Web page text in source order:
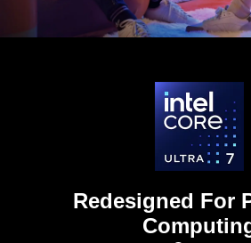
Redesigned For